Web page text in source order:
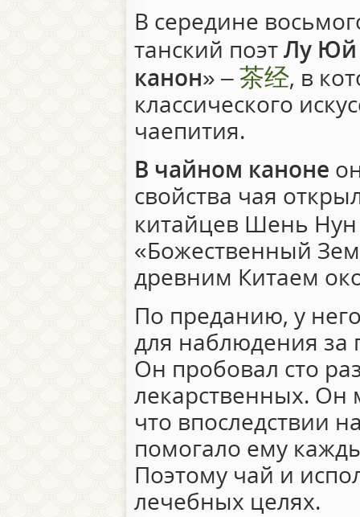
В середине
танский поэтЛу Юй
канон» –茶经, в
классического
чаепития.
В чайном каноне
свойства чая
китайцев Шень
«Божественный
древним Китаем
По преданию, у
для наблюдения
Он пробовал сто
лекарственных. Он
что впоследствии
помогало ему
Поэтому чай и
лечебных целях.